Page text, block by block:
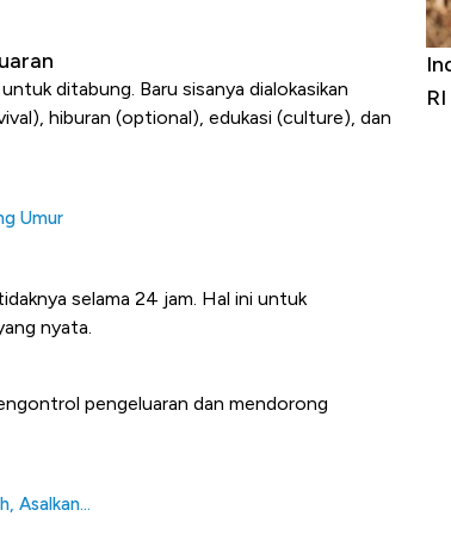
ditabung. Baru sisanya dialokasikan
hiburan (optional), edukasi (culture), dan
Umur
selama 24 jam. Hal ini untuk
nyata.
pengeluaran dan mendorong
Asalkan...
Bangkit dari Kubur! Bisnis Furniture &
Alas Kaki Tumbuh Double Digit
RI